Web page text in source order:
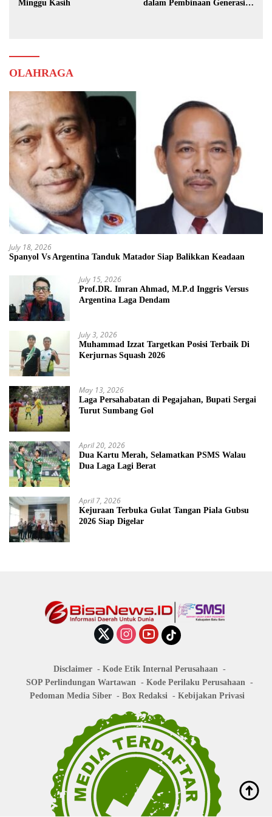
Minggu Kasih
dalam Pembinaan Generasi
OLAHRAGA
July 18, 2026
Spanyol Vs Argentina Tanduk Matador Siap Balikkan Keadaan
July 15, 2026
Prof.DR. Imran Ahmad, M.P.d Inggris Versus
Argentina Laga Dendam
July 3, 2026
Muhammad Izzat Targetkan Posisi Terbaik Di
Kerjurnas Squash 2026
May 13, 2026
Laga Persahabatan di Pegajahan, Bupati Sergai
Turut Sumbang Gol
April 20, 2026
Dua Kartu Merah, Selamatkan PSMS Walau
Dua Laga Lagi Berat
April 7, 2026
Kejuraan Terbuka Gulat Tangan Piala Gubsu
2026 Siap Digelar
Disclaimer
Kode Etik Internal Perusahaan
SOP Perlindungan Wartawan
Kode Perilaku Perusahaan
Pedoman Media Siber
Box Redaksi Kebijakan Privasi